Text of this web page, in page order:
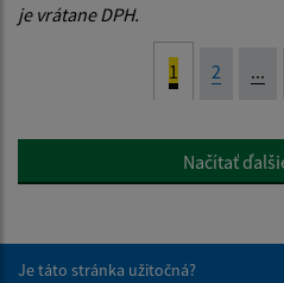
je vrátane DPH.
1 2 ...
Načítať
Je táto stránka užitočná?